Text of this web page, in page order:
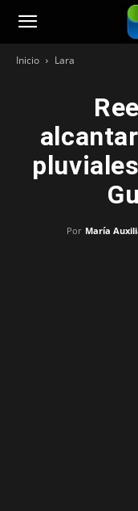
Noticias251
Inicio Lara
Por María